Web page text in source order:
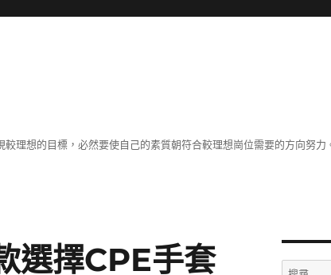
理想的目標，必然要使自己的素質朝符合較理想崗位需要的方向努力
選擇CPE手套
搜